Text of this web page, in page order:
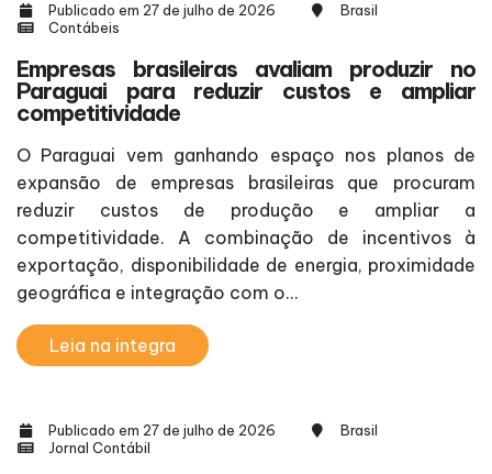
Publicado em 27 de julho de 2026
Brasil
Contábeis
Empresas brasileiras avaliam produzir no
Paraguai para reduzir custos e ampliar
competitividade
O Paraguai vem ganhando espaço nos planos de
expansão de empresas brasileiras que procuram
reduzir custos de produção e ampliar a
competitividade. A combinação de incentivos à
exportação, disponibilidade de energia, proximidade
geográfica e integração com o...
Leia na integra
Publicado em 27 de julho de 2026
Brasil
Jornal Contábil